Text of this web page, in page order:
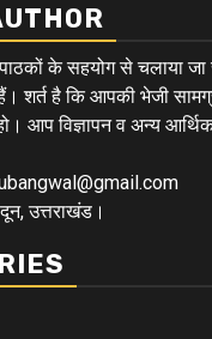
पाठकों के सहयोग से चलाया
शर्त है कि आपकी भेजी
आप विज्ञापन व अन्य
उत्तराखंड।